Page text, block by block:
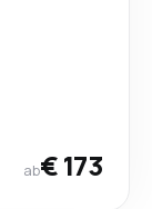
ab€ 173